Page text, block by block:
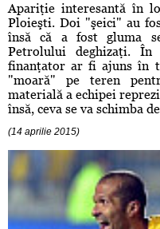
Apariţie interesantă în
Ploieşti. Doi "şeici" au
însă că a fost gluma
Petrolului deghizaţi.
finanţator ar fi ajuns în
"moară" pe teren
materială a echipei
însă, ceva se va schimba
(14 aprilie 2015)